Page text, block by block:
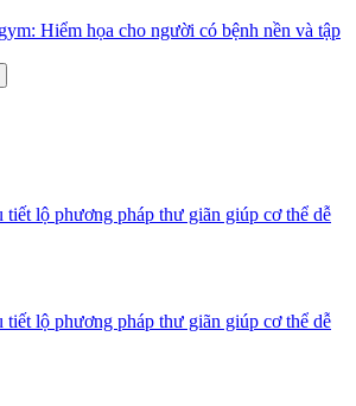
Hiểm họa cho người có bệnh nền và tập
tiết lộ phương pháp thư giãn giúp cơ thể dễ
tiết lộ phương pháp thư giãn giúp cơ thể dễ